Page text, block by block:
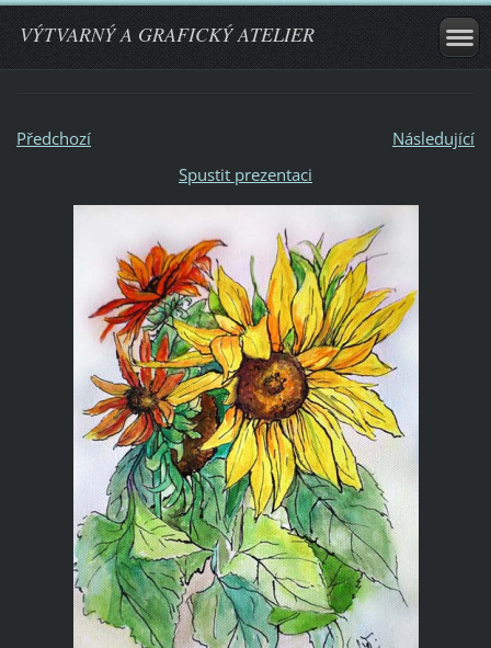
VÝTVARNÝ A GRAFICKÝ ATELIER
Předchozí
Následující
Spustit prezentaci